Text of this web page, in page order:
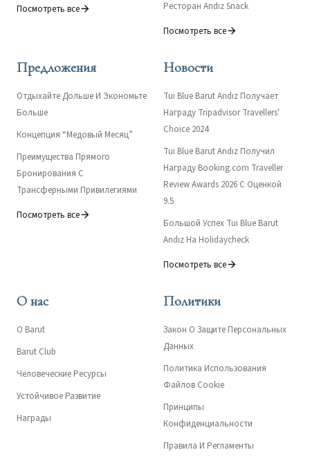
Посмотреть все
Ресторан Andız Snack
Посмотреть все
Предложения
Отдыхайте Дольше И Экономьте
Больше
Концепция “Медовый Месяц”
Преимущества Прямого
Бронирования С
Трансферными Привилегиями
Посмотреть все
Новости
Tui Blue Barut Andız Получает
Награду Tripadvisor Travellers'
Choice 2024
Tui Blue Barut Andız Получил
Награду Booking.com Traveller
Review Awards 2026 С Оценкой
9.5
Большой Успех Tui Blue Barut
Andız На Holidaycheck
Посмотреть все
О нас
О Barut
Barut Club
Человеческие Ресурсы
Устойчивое Развитие
Награды
Политики
Закон О Защите Персональных
Данных
Политика Использования
Файлов Cookie
Принципы
Конфиденциальности
Правила И Регламенты